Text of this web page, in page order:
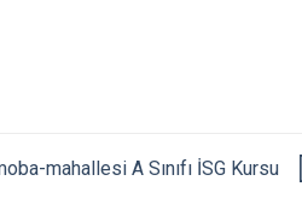
mahallesi A Sınıfı İSG Kursu